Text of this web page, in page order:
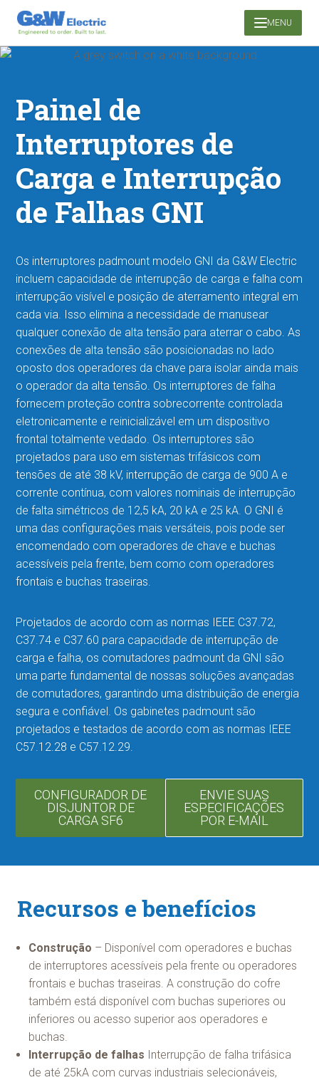
Pular
para
o
conteúdo
MENU
Painel de
Interruptores de
Carga e Interrupção
de Falhas GNI
Os interruptores padmount modelo GNI da G&W Electric
incluem capacidade de interrupção de carga e falha com
interrupção visível e posição de aterramento integral em
cada via. Isso elimina a necessidade de manusear
qualquer conexão de alta tensão para aterrar o cabo. As
conexões de alta tensão são posicionadas no lado
oposto dos operadores da chave para isolar ainda mais
o operador da alta tensão. Os interruptores de falha
fornecem proteção contra sobrecorrente controlada
eletronicamente e reinicializável em um dispositivo
frontal totalmente vedado. Os interruptores são
projetados para uso em sistemas trifásicos com
tensões de até 38 kV, interrupção de carga de 900 A e
corrente contínua, com valores nominais de interrupção
de falta simétricos de 12,5 kA, 20 kA e 25 kA. O GNI é
uma das configurações mais versáteis, pois pode ser
encomendado com operadores de chave e buchas
acessíveis pela frente, bem como com operadores
frontais e buchas traseiras.
Projetados de acordo com as normas IEEE C37.72,
C37.74 e C37.60 para capacidade de interrupção de
carga e falha, os comutadores padmount da GNI são
uma parte fundamental de nossas soluções avançadas
de comutadores, garantindo uma distribuição de energia
segura e confiável. Os gabinetes padmount são
projetados e testados de acordo com as normas IEEE
C57.12.28 e C57.12.29.
CONFIGURADOR DE
DISJUNTOR DE
CARGA SF6
ENVIE SUAS
ESPECIFICAÇÕES
POR E-MAIL
Recursos e benefícios
Construção – Disponível com operadores e buchas
de interruptores acessíveis pela frente ou operadores
frontais e buchas traseiras. A construção do cofre
também está disponível com buchas superiores ou
inferiores ou acesso superior aos operadores e
buchas.
Interrupção de falhas Interrupção de falha trifásica
de até 25kA com curvas industriais selecionáveis,